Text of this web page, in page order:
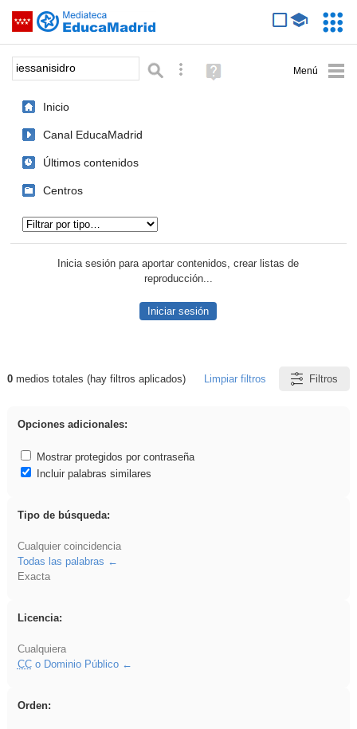
Saltar navegación
Palabra o frase: Búsqueda avanzada
Ayuda
(en
Inicio
Canal EducaMadrid
Últimos contenidos
Centros
Inicia sesión para aportar contenidos, crear listas de
reproducción...
Iniciar sesión
Resultados de: iessanisidro
0medios totales (hay filtros aplicados) Limpiar filtros Filtros
Opciones adicionales:
Mostrar protegidos por contraseña
Incluir palabras similares
Tipo de búsqueda:
Cualquier coincidencia
Todas las palabras
Exacta
Licencia:
Cualquiera
CCo Dominio Público
Orden: